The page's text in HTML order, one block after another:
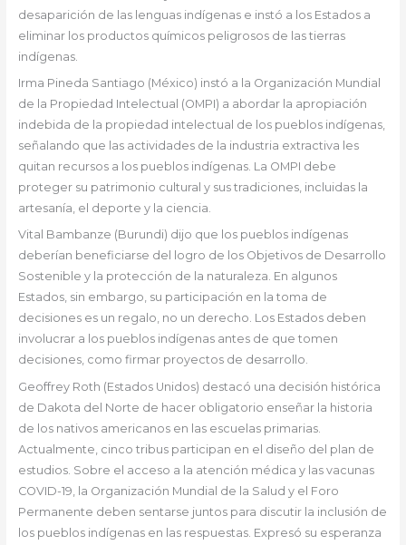
desaparición de las lenguas indígenas e instó a los Estados a
eliminar los productos químicos peligrosos de las tierras
indígenas.
Irma Pineda Santiago (México) instó a la Organización Mundial
de la Propiedad Intelectual (OMPI) a abordar la apropiación
indebida de la propiedad intelectual de los pueblos indígenas,
señalando que las actividades de la industria extractiva les
quitan recursos a los pueblos indígenas. La OMPI debe
proteger su patrimonio cultural y sus tradiciones, incluidas la
artesanía, el deporte y la ciencia.
Vital Bambanze (Burundi) dijo que los pueblos indígenas
deberían beneficiarse del logro de los Objetivos de Desarrollo
Sostenible y la protección de la naturaleza. En algunos
Estados, sin embargo, su participación en la toma de
decisiones es un regalo, no un derecho. Los Estados deben
involucrar a los pueblos indígenas antes de que tomen
decisiones, como firmar proyectos de desarrollo.
Geoffrey Roth (Estados Unidos) destacó una decisión histórica
de Dakota del Norte de hacer obligatorio enseñar la historia
de los nativos americanos en las escuelas primarias.
Actualmente, cinco tribus participan en el diseño del plan de
estudios. Sobre el acceso a la atención médica y las vacunas
COVID-19, la Organización Mundial de la Salud y el Foro
Permanente deben sentarse juntos para discutir la inclusión de
los pueblos indígenas en las respuestas. Expresó su esperanza